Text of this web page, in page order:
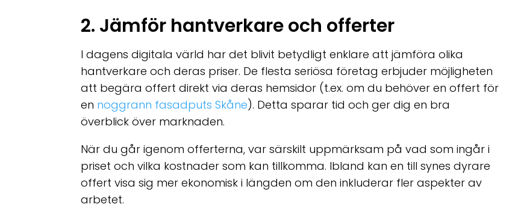
2. Jämför hantverkare och offerter
I dagens digitala värld har det blivit betydligt enklare att jämföra olika
hantverkare och deras priser. De flesta seriösa företag erbjuder möjligheten
att begära offert direkt via deras hemsidor (t.ex. om du behöver en offert för
en noggrann fasadputs Skåne). Detta sparar tid och ger dig en bra
överblick över marknaden.
När du går igenom offerterna, var särskilt uppmärksam på vad som ingår i
priset och vilka kostnader som kan tillkomma. Ibland kan en till synes dyrare
offert visa sig mer ekonomisk i längden om den inkluderar fler aspekter av
arbetet.